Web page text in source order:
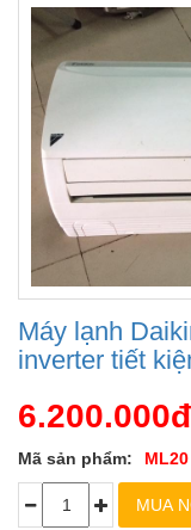
Máy lạnh
inverter tiết
6.200.000đ
Mã sản phẩm: ML20